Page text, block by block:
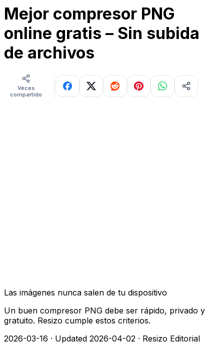
Mejor compresor PNG
online gratis – Sin subida
de archivos
Veces
compartido
Las imágenes nunca salen de tu dispositivo
Un buen compresor PNG debe ser rápido, privado y
gratuito. Resizo cumple estos criterios.
2026-03-16 · Updated 2026-04-02 · Resizo Editorial